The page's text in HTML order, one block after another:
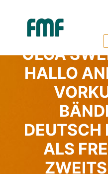
9. Februar
OLGA
HALLO
DEUTSCH
ALS